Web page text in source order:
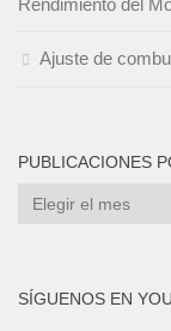
Rendimiento del
Ajuste de
PUBLICACIONES
Publicaciones
SÍGUENOS EN